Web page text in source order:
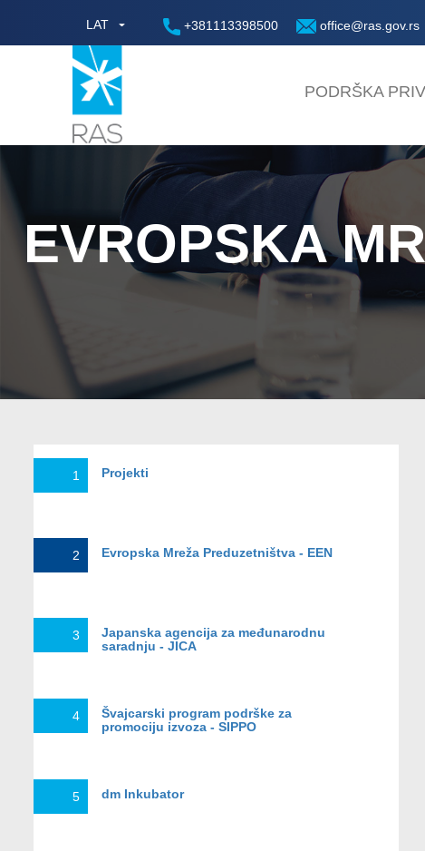
LAT +381113398500 office@ras.gov.rs
PODRŠKA
EVROPSKA
1 Projekti
2 Evropska Mreža Preduzetništva - EEN
3
Japanska agencija za međunarodnu
saradnju - JICA
4
Švajcarski рrogram podrške za
promociju izvoza - SIPPO
5 dm Inkubator